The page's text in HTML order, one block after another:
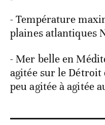
- Température
plaines atlantiques
- Mer belle en
agitée sur le Détroit
peu agitée à agitée